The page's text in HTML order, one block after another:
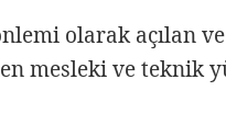
olarak açılan
mesleki ve teknik